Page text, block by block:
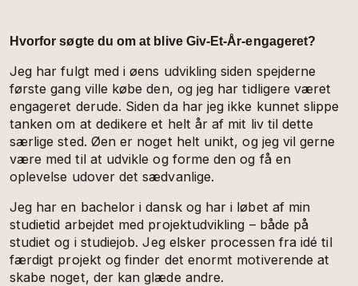
Hvorfor søgte du om at blive Giv-Et-År-engageret?
Jeg har fulgt med i øens udvikling siden spejderne
første gang ville købe den, og jeg har tidligere været
engageret derude. Siden da har jeg ikke kunnet slippe
tanken om at dedikere et helt år af mit liv til dette
særlige sted. Øen er noget helt unikt, og jeg vil gerne
være med til at udvikle og forme den og få en
oplevelse udover det sædvanlige.
Jeg har en bachelor i dansk og har i løbet af min
studietid arbejdet med projektudvikling – både på
studiet og i studiejob. Jeg elsker processen fra idé til
færdigt projekt og finder det enormt motiverende at
skabe noget, der kan glæde andre.